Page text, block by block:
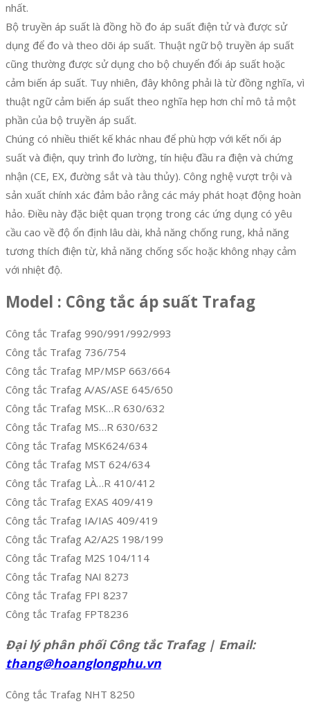
nhất.
Bộ truyền áp suất là đồng hồ đo áp suất điện tử và được sử
dụng để đo và theo dõi áp suất. Thuật ngữ bộ truyền áp suất
cũng thường được sử dụng cho bộ chuyển đổi áp suất hoặc
cảm biến áp suất. Tuy nhiên, đây không phải là từ đồng nghĩa, vì
thuật ngữ cảm biến áp suất theo nghĩa hẹp hơn chỉ mô tả một
phần của bộ truyền áp suất.
Chúng có nhiều thiết kế khác nhau để phù hợp với kết nối áp
suất và điện, quy trình đo lường, tín hiệu đầu ra điện và chứng
nhận (CE, EX, đường sắt và tàu thủy). Công nghệ vượt trội và
sản xuất chính xác đảm bảo rằng các máy phát hoạt động hoàn
hảo. Điều này đặc biệt quan trọng trong các ứng dụng có yêu
cầu cao về độ ổn định lâu dài, khả năng chống rung, khả năng
tương thích điện từ, khả năng chống sốc hoặc không nhạy cảm
với nhiệt độ.
Model : Công tắc áp suất Trafag
Công tắc Trafag 990/991/992/993
Công tắc Trafag 736/754
Công tắc Trafag MP/MSP 663/664
Công tắc Trafag A/AS/ASE 645/650
Công tắc Trafag MSK…R 630/632
Công tắc Trafag MS…R 630/632
Công tắc Trafag MSK624/634
Công tắc Trafag MST 624/634
Công tắc Trafag LÀ…R 410/412
Công tắc Trafag EXAS 409/419
Công tắc Trafag IA/IAS 409/419
Công tắc Trafag A2/A2S 198/199
Công tắc Trafag M2S 104/114
Công tắc Trafag NAI 8273
Công tắc Trafag FPI 8237
Công tắc Trafag FPT8236
Đại lý phân phối Công tắc Trafag | Email:
thang@hoanglongphu.vn
Công tắc Trafag NHT 8250